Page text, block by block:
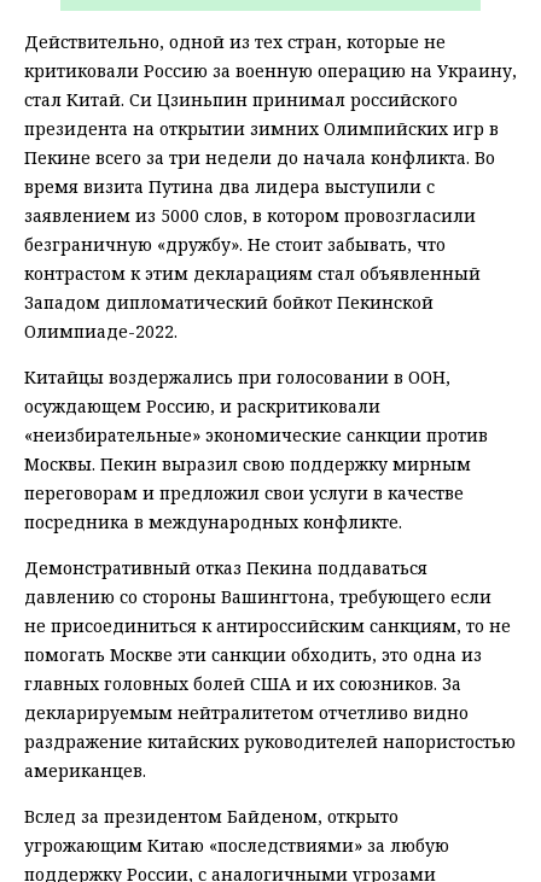
Действительно, одной из тех стран, которые не
критиковали Россию за военную операцию на Украину,
стал Китай. Си Цзиньпин принимал российского
президента на открытии зимних Олимпийских игр в
Пекине всего за три недели до начала конфликта. Во
время визита Путина два лидера выступили с
заявлением из 5000 слов, в котором провозгласили
безграничную «дружбу». Не стоит забывать, что
контрастом к этим декларациям стал объявленный
Западом дипломатический бойкот Пекинской
Олимпиаде-2022.
Китайцы воздержались при голосовании в ООН,
осуждающем Россию, и раскритиковали
«неизбирательные» экономические санкции против
Москвы. Пекин выразил свою поддержку мирным
переговорам и предложил свои услуги в качестве
посредника в международных конфликте.
Демонстративный отказ Пекина поддаваться
давлению со стороны Вашингтона, требующего если
не присоединиться к антироссийским санкциям, то не
помогать Москве эти санкции обходить, это одна из
главных головных болей США и их союзников. За
декларируемым нейтралитетом отчетливо видно
раздражение китайских руководителей напористостью
американцев.
Вслед за президентом Байденом, открыто
угрожающим Китаю «последствиями» за любую
поддержку России, с аналогичными угрозами